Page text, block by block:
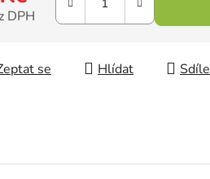
DPH
se Hlídat